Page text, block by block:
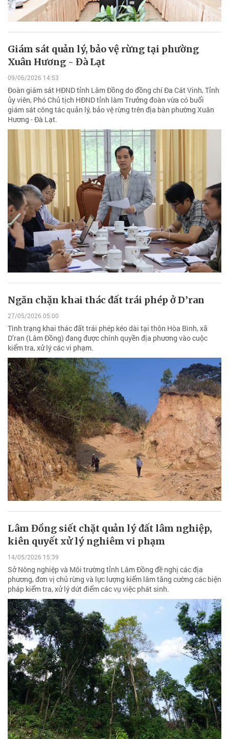
Giám sát quản lý, bảo vệ rừng tại phường
Xuân Hương - Đà Lạt
09/06/2026 14:53
Đoàn giám sát HĐND tỉnh Lâm Đồng do đồng chí Đa Cát Vinh, Tỉnh
ủy viên, Phó Chủ tịch HĐND tỉnh làm Trưởng đoàn vừa có buổi
giám sát công tác quản lý, bảo vệ rừng trên địa bàn phường Xuân
Hương - Đà Lạt.
Ngăn chặn khai thác đất trái phép ở D’ran
27/05/2026 05:00
Tình trạng khai thác đất trái phép kéo dài tại thôn Hòa Bình, xã
D’ran (Lâm Đồng) đang được chính quyền địa phương vào cuộc
kiểm tra, xử lý các vi phạm.
Lâm Đồng siết chặt quản lý đất lâm nghiệp,
kiên quyết xử lý nghiêm vi phạm
14/05/2026 15:39
Sở Nông nghiệp và Môi trường tỉnh Lâm Đồng đề nghị các địa
phương, đơn vị chủ rừng và lực lượng kiểm lâm tăng cường các biện
pháp kiểm tra, xử lý dứt điểm các vụ việc phát sinh.